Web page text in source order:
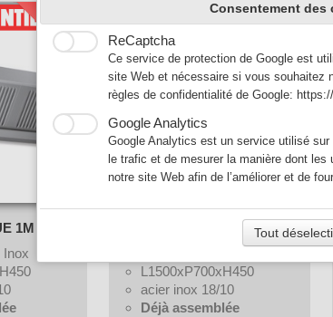
450 €
1M
Inox
490 €
HOTTE STATIQUE 1.5M
L1500xP700xH450
acier inox 18/10
Déjà assemblée
Consentement des
ReCaptcha
Ce service de protection de Google est
site Web et nécessaire si vous souhaitez
règles de confidentialité de Google:
Google Analytics
Google Analytics est un service utilisé
le trafic et de mesurer la manière dont
notre site Web afin de l’améliorer et de
Tout